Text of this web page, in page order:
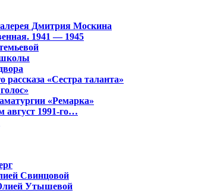
Дмитрия Москина
1941 — 1945
школы
рассказа «Сестра таланта»
«Ремарка»
1991-го…
Свинцовой
Утышевой